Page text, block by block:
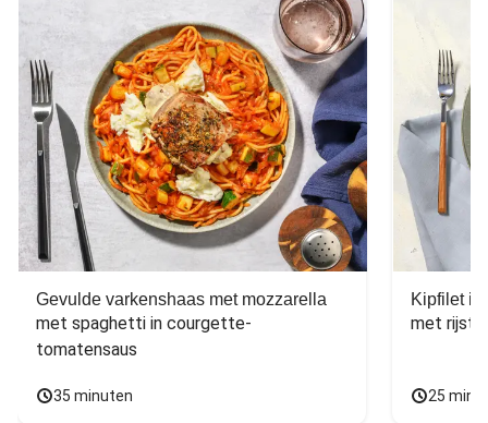
Gevulde varkenshaas met mozzarella
met spaghetti in courgette-
tomatensaus
35 minuten
Kipfilet in
met rijst,
25